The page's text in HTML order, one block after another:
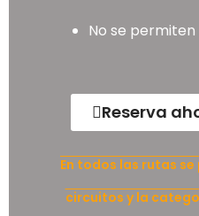
No se
Reserva
En todos las rutas
circuitos y la